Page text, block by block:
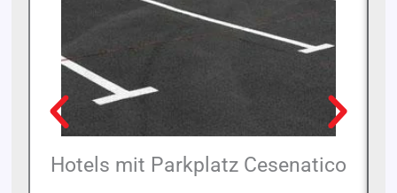
Hotels mit Parkplatz Cesenatico